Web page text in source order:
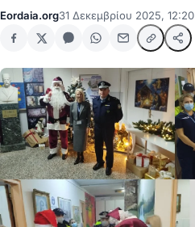
Eordaia.org31 Δεκεμβρίου 2025, 12:20